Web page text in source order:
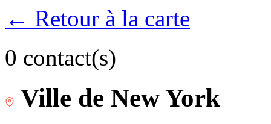
← Retour à la carte
0 contact(s)
Ville de New York